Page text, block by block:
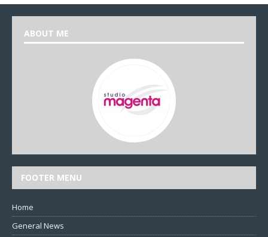
ABOUT ME
FOOTER MENU
Home
General News